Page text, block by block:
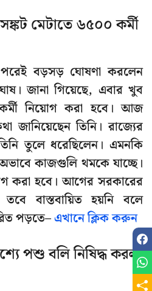
মেটাতে ৬৫০০ কর্মী
বড়সড় ঘোষণা করলেন
জানা গিয়েছে, এবার খুব
নিয়োগ করা হবে। আজ
জানিয়েছেন তিনি। রাজ্যের
তুলে ধরেছিলেন। এমনকি
অভাবে কাজগুলি থমকে যাচ্ছে।
করা হবে। আগের সরকারের
বাস্তবায়িত হয়নি বলে
পড়তে–এখানে ক্লিক করুন
পশু বলি নিষিদ্ধ করল